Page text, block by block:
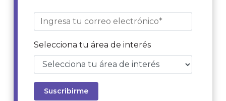
Selecciona tu área de interés